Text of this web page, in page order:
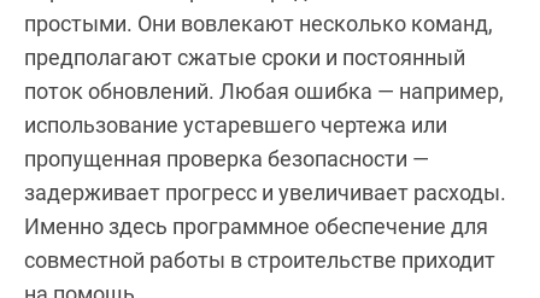
простыми. Они вовлекают несколько команд,
предполагают сжатые сроки и постоянный
поток обновлений. Любая ошибка — например,
использование устаревшего чертежа или
пропущенная проверка безопасности —
задерживает прогресс и увеличивает расходы.
Именно здесь программное обеспечение для
совместной работы в строительстве приходит